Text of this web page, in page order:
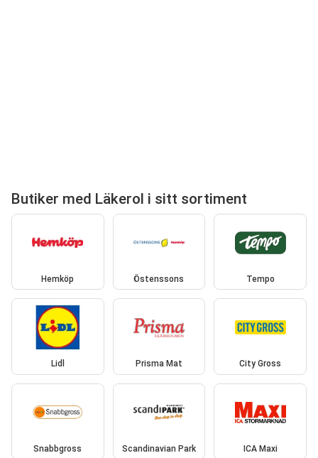
Butiker med Läkerol i sitt sortiment
Hemköp Östenssons Tempo
Lidl Prisma Mat City Gross
Snabbgross Scandinavian Park ICA Maxi